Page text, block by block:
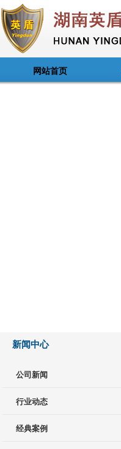
网站首页
新闻中心
公司新闻
行业动态
经典案例